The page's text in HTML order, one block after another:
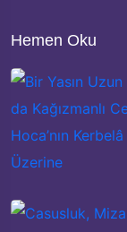
Hemen Oku